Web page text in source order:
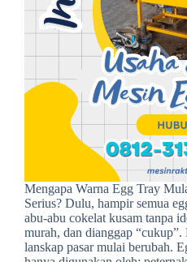
Mengapa Warna Egg Tray
Serius? Dulu, hampir semua
abu-abu cokelat kusam tanpa
murah, dan dianggap
lanskap pasar mulai berubah.